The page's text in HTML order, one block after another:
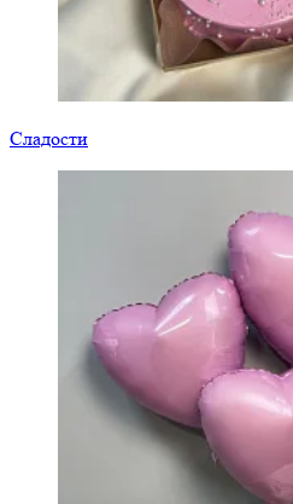
Сладости